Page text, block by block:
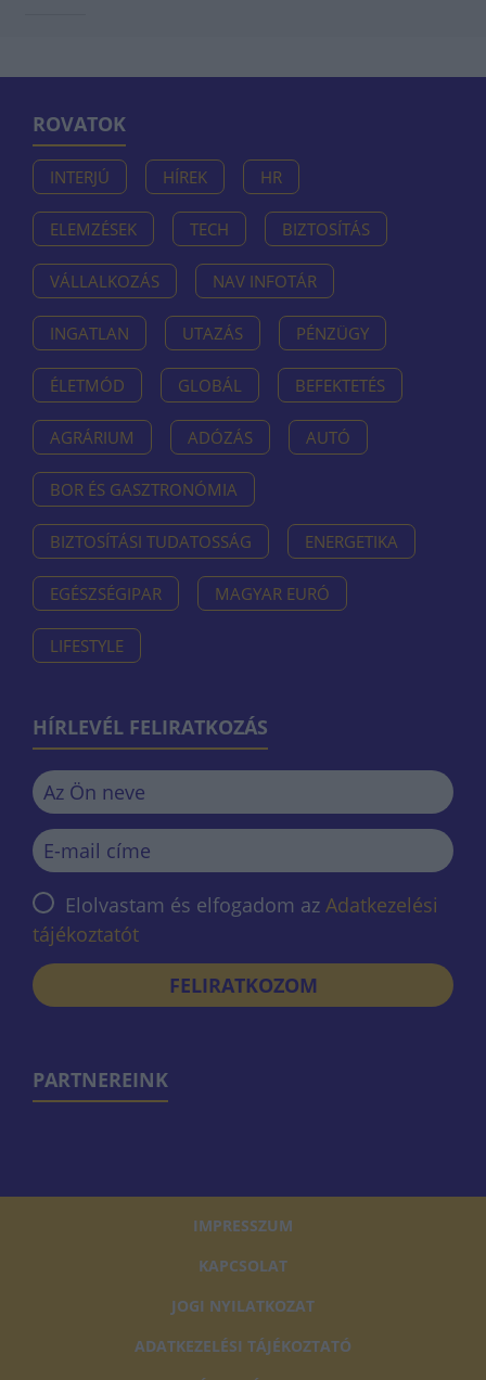
ROVATOK
INTERJÚ HÍREK HR
ELEMZÉSEK TECH BIZTOSÍTÁS
VÁLLALKOZÁS NAV INFOTÁR
INGATLAN UTAZÁS PÉNZÜGY
ÉLETMÓD GLOBÁL BEFEKTETÉS
AGRÁRIUM ADÓZÁS AUTÓ
BOR ÉS GASZTRONÓMIA
BIZTOSÍTÁSI TUDATOSSÁG ENERGETIKA
EGÉSZSÉGIPAR MAGYAR EURÓ
LIFESTYLE
HÍRLEVÉL FELIRATKOZÁS
Elolvastam és elfogadom az Adatkezelési
tájékoztatót
FELIRATKOZOM
PARTNEREINK
IMPRESSZUM
KAPCSOLAT
JOGI NYILATKOZAT
ADATKEZELÉSI TÁJÉKOZTATÓ